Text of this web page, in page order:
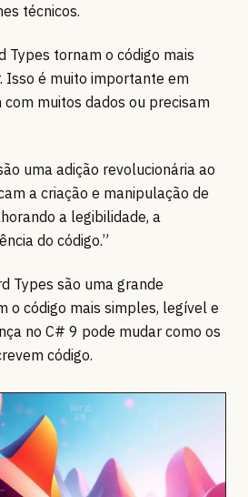
técnicos.
Types tornam o código mais
Isso é muito importante em
muitos dados ou precisam
uma adição revolucionária ao
a criação e manipulação de
a legibilidade, a
do código.”
Types são uma grande
o código mais simples, legível e
no C# 9 pode mudar como os
código.